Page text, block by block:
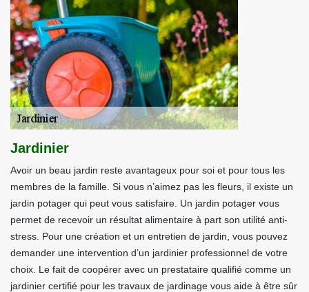
Jardinier
Avoir un beau jardin reste avantageux pour soi et pour tous les
membres de la famille. Si vous n’aimez pas les fleurs, il existe un
jardin potager qui peut vous satisfaire. Un jardin potager vous
permet de recevoir un résultat alimentaire à part son utilité anti-
stress. Pour une création et un entretien de jardin, vous pouvez
demander une intervention d’un jardinier professionnel de votre
choix. Le fait de coopérer avec un prestataire qualifié comme un
jardinier certifié pour les travaux de jardinage vous aide à être sûr